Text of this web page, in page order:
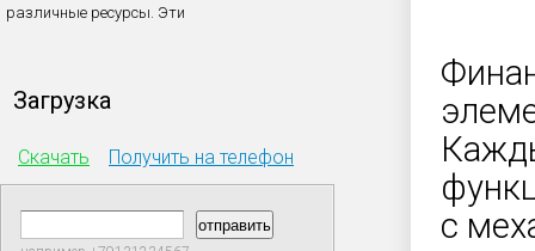
различные ресурсы. Эти
Загрузка
Скачать Получить на телефон
с